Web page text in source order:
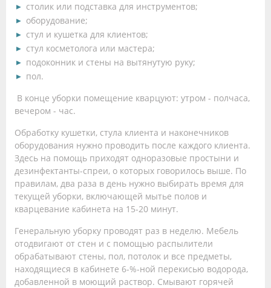
столик или подставка для инструментов;
оборудование;
стул и кушетка для клиентов;
стул косметолога или мастера;
подоконник и стены на вытянутую руку;
пол.
В конце уборки помещение кварцуют: утром - полчаса,
вечером - час.
Обработку кушетки, стула клиента и наконечников
оборудования нужно проводить после каждого клиента.
Здесь на помощь приходят одноразовые простыни и
дезинфектанты-спреи, о которых говорилось выше. По
правилам, два раза в день нужно выбирать время для
текущей уборки, включающей мытье полов и
кварцевание кабинета на 15-20 минут.
Генеральную уборку проводят раз в неделю. Мебель
отодвигают от стен и с помощью распылители
обрабатывают стены, пол, потолок и все предметы,
находящиеся в кабинете 6-%-ной перекисью водорода,
добавленной в моющий раствор. Смывают горячей